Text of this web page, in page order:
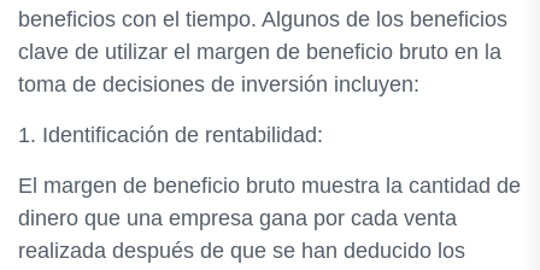
beneficios con el tiempo. Algunos de los beneficios
clave de utilizar el margen de beneficio bruto en la
toma de decisiones de inversión incluyen:
1. Identificación de rentabilidad:
El margen de beneficio bruto muestra la cantidad de
dinero que una empresa gana por cada venta
realizada después de que se han deducido los